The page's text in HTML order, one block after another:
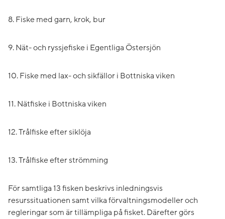
8. Fiske med garn, krok, bur
9. Nät- och ryssjefiske i Egentliga Östersjön
10. Fiske med lax- och sikfällor i Bottniska viken
11. Nätfiske i Bottniska viken
12. Trålfiske efter siklöja
13. Trålfiske efter strömming
För samtliga 13 fisken beskrivs inledningsvis
resurssituationen samt vilka förvaltningsmodeller och
regleringar som är tillämpliga på fisket. Därefter görs